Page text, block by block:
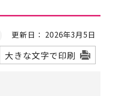
更新日： 2026年3月5日
大きな文字で印刷